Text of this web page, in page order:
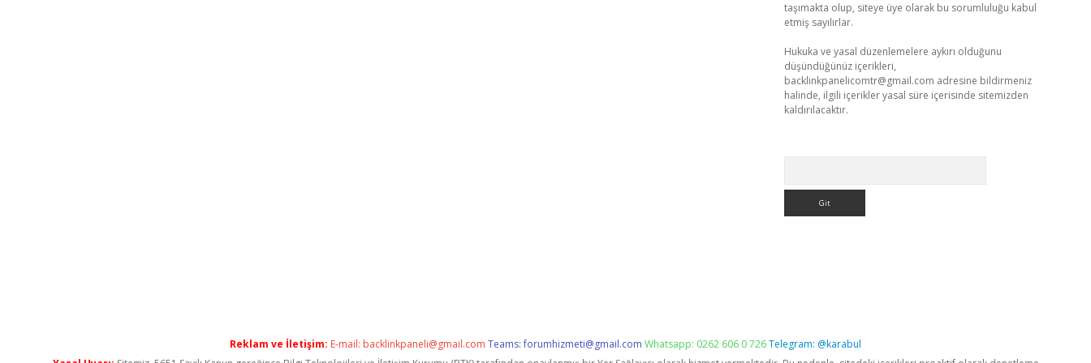
taşımakta olup, siteye üye olarak bu sorumluluğu kabul
etmiş sayılırlar.
Hukuka ve yasal düzenlemelere aykırı olduğunu
düşündüğünüz içerikleri,
backlinkpanelicomtr@gmail.com adresine bildirmeniz
halinde, ilgili içerikler yasal süre içerisinde sitemizden
kaldırılacaktır.
Reklam ve İletişim: E-mail: backlinkpaneli@gmail.com Teams:forumhizmeti@gmail.com Whatsapp: 0262 606 0 726Telegram: @karabul